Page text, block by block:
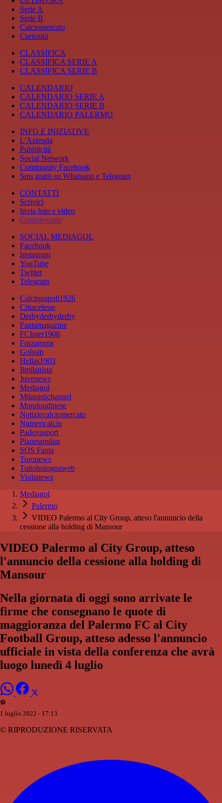
Serie A
Serie B
Calciomercato
Curiosità
CLASSIFICA
CLASSIFICA SERIE A
CLASSIFICA SERIE B
CALENDARIO
CALENDARIO SERIE A
CALENDARIO SERIE B
CALENDARIO PALERMO
INFO E INIZIATIVE
L'Azienda
Pubblicità
Social Network
Community Facebook
Sms gratis su Whatsapp e Telegram
CONTATTI
Scrivici
Invia foto e video
Commerciale
SOCIAL MEDIAGOL
Facebook
Instagram
YouTube
Twitter
Telegram
Calcionapoli1926
Cittaceleste
Derbyderbyderby
Fantamagazine
FCInter1908
Forzaroma
Golssip
Hellas1903
Ilmilanista
Juvenews
Mediagol
Milanistichannel
Mondoudinese
Notiziecalciomercato
Numericalcio
Padovasport
Pianetamilan
SOS Fanta
Toronews
Tuttobolognaweb
Violanews
Mediagol
Palermo
VIDEO Palermo al City Group, atteso l'annuncio della
cessione alla holding di Mansour
VIDEO Palermo al City Group, atteso
l'annuncio della cessione alla holding di
Mansour
Nella giornata di oggi sono arrivate le
firme che consegnano le quote di
maggioranza del Palermo FC al City
Football Group, atteso adesso l'annuncio
ufficiale in vista della conferenza che avrà
luogo lunedì 4 luglio
⚽️
1 luglio 2022 - 17:13
© RIPRODUZIONE RISERVATA